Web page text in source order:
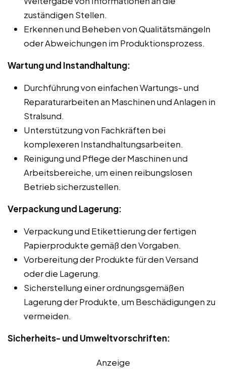
zuständigen Stellen.
Erkennen und Beheben von Qualitätsmängeln
oder Abweichungen im Produktionsprozess.
Wartung und Instandhaltung:
Durchführung von einfachen Wartungs- und
Reparaturarbeiten an Maschinen und Anlagen in
Stralsund.
Unterstützung von Fachkräften bei
komplexeren Instandhaltungsarbeiten.
Reinigung und Pflege der Maschinen und
Arbeitsbereiche, um einen reibungslosen
Betrieb sicherzustellen.
Verpackung und Lagerung:
Verpackung und Etikettierung der fertigen
Papierprodukte gemäß den Vorgaben.
Vorbereitung der Produkte für den Versand
oder die Lagerung.
Sicherstellung einer ordnungsgemäßen
Lagerung der Produkte, um Beschädigungen zu
vermeiden.
Sicherheits- und Umweltvorschriften:
Anzeige